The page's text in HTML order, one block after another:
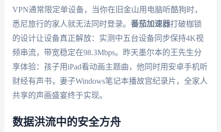
VPN通常限定单设备，当你在旧金山用电脑听酷狗时，
悉尼旅行的家人就无法同时登录。 番茄加速器打破枷锁
的设计让设备真正解放：实测中五台设备同步保持4K视
频串流，带宽稳定在98.3Mbps。昨天墨尔本的王先生分
享体验：孩子用iPad看动画主题曲，他同时用安卓手机听
财经有声书，妻子Windows笔记本播故宫纪录片，全家人
共享的声画盛宴终于实现。
数据洪流中的安全方舟